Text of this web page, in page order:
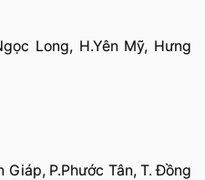
Long, H.Yên Mỹ, Hưng
P.Phước Tân, T. Đồng